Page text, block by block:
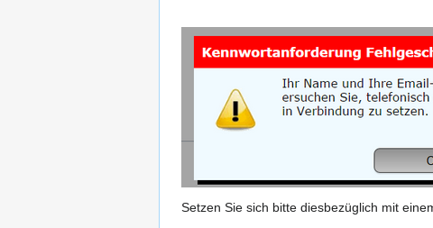
Setzen Sie sich bitte diesbezüglich mit